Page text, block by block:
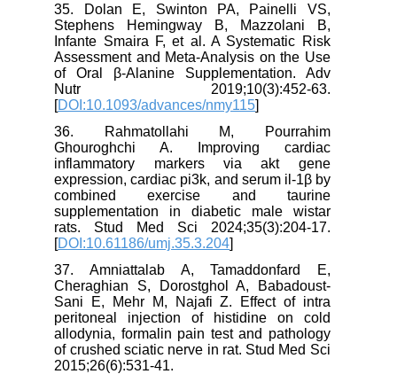
35. Dolan E, Swinton PA, Painelli VS,
Stephens Hemingway B, Mazzolani B,
Infante Smaira F, et al. A Systematic Risk
Assessment and Meta-Analysis on the Use
of Oral β-Alanine Supplementation. Adv
Nutr 2019;10(3):452-63.
[DOI:10.1093/advances/nmy115
36. Rahmatollahi M, Pourrahim
Ghouroghchi A. Improving cardiac
inflammatory markers via akt gene
expression, cardiac pi3k, and serum il-1β by
combined exercise and taurine
supplementation in diabetic male wistar
rats. Stud Med Sci 2024;35(3):204-17.
[DOI:10.61186/umj.35.3.204
37. Amniattalab A, Tamaddonfard E,
Cheraghian S, Dorostghol A, Babadoust-
Sani E, Mehr M, Najafi Z. Effect of intra
peritoneal injection of histidine on cold
allodynia, formalin pain test and pathology
of crushed sciatic nerve in rat. Stud Med Sci
2015;26(6):531-41.